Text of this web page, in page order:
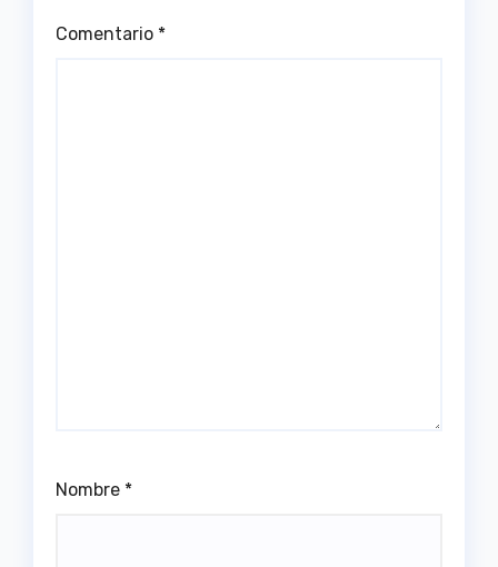
Comentario *
Nombre *